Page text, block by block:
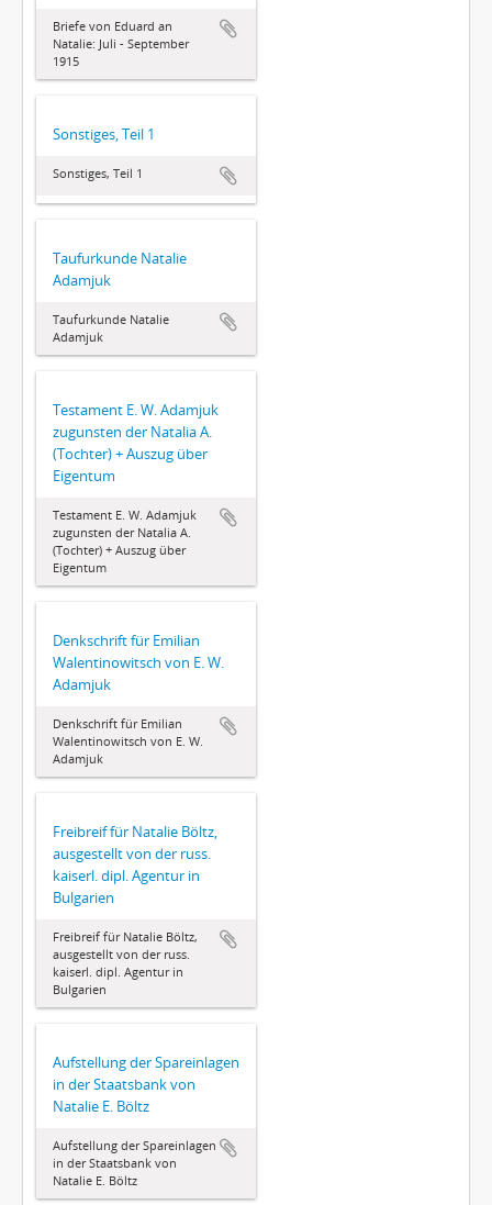
Briefe von Eduard an
Natalie: Juli - September
1915
Sonstiges, Teil 1
Sonstiges, Teil 1
Taufurkunde Natalie
Adamjuk
Taufurkunde Natalie
Adamjuk
Testament E. W. Adamjuk
zugunsten der Natalia A.
(Tochter) + Auszug über
Eigentum
Testament E. W. Adamjuk
zugunsten der Natalia A.
(Tochter) + Auszug über
Eigentum
Denkschrift für Emilian
Walentinowitsch von E. W.
Adamjuk
Denkschrift für Emilian
Walentinowitsch von E. W.
Adamjuk
Freibreif für Natalie Böltz,
ausgestellt von der russ.
kaiserl. dipl. Agentur in
Bulgarien
Freibreif für Natalie Böltz,
ausgestellt von der russ.
kaiserl. dipl. Agentur in
Bulgarien
Aufstellung der Spareinlagen
in der Staatsbank von
Natalie E. Böltz
Aufstellung der Spareinlagen
in der Staatsbank von
Natalie E. Böltz